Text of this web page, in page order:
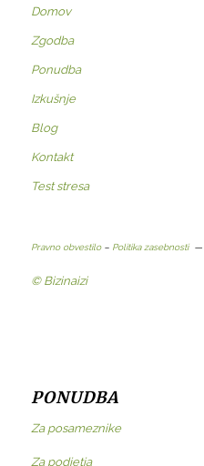
Domov
Zgodba
Ponudba
Izkušnje
Blog
Kontakt
Test stresa
Pravno obvestilo–Politika zasebnosti—
© Bizinaizi
PONUDBA
Za posameznike
Za podjetja